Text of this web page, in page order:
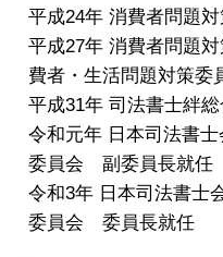
重県
個人再生 司法
村区
個人再生 司法
古屋市
平成24年 消費者問題
平成27年 消費者問題
費者・生活問題対策委
平成31年 司法書士絆
令和元年 日本司法書
委員会 副委員長就任
令和3年 日本司法書
委員会 委員長就任